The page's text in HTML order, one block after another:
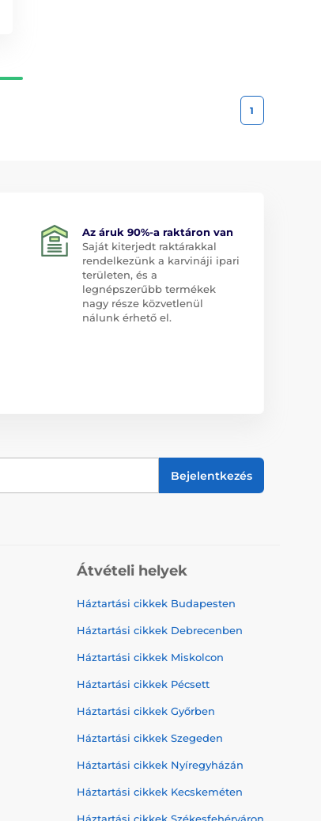
1
Az áruk 90%-a raktáron van
Saját kiterjedt raktárakkal
rendelkezünk a karvináji ipari
területen, és a
legnépszerűbb termékek
nagy része közvetlenül
nálunk érhető el.
Bejelentkezés
Átvételi helyek
Háztartási cikkek Budapesten
Háztartási cikkek Debrecenben
Háztartási cikkek Miskolcon
Háztartási cikkek Pécsett
Háztartási cikkek Győrben
Háztartási cikkek Szegeden
Háztartási cikkek Nyíregyházán
Háztartási cikkek Kecskeméten